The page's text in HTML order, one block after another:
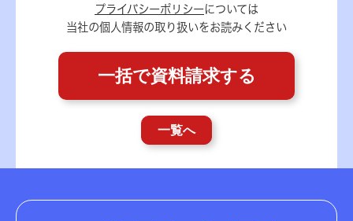
プライバシーポリシーについては
当社の個人情報の取り扱いをお読みください
一覧へ